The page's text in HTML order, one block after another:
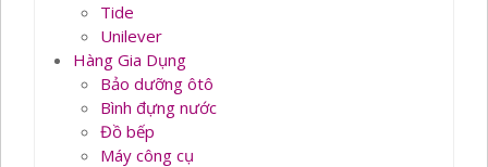
Tide
Unilever
Hàng Gia Dụng
Bảo dưỡng ôtô
Bình đựng nước
Đồ bếp
Máy công cụ